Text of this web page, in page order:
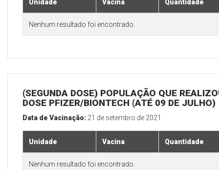
Unidade Vacina Quantidade
Nenhum resultado foi encontrado.
(SEGUNDA DOSE) POPULAÇÃO QUE
DOSE PFIZER/BIONTECH (ATÉ 09 DE JULHO)
Data de Vacinação: 21 de setembro de 2021
Unidade Vacina Quantidade
Nenhum resultado foi encontrado.